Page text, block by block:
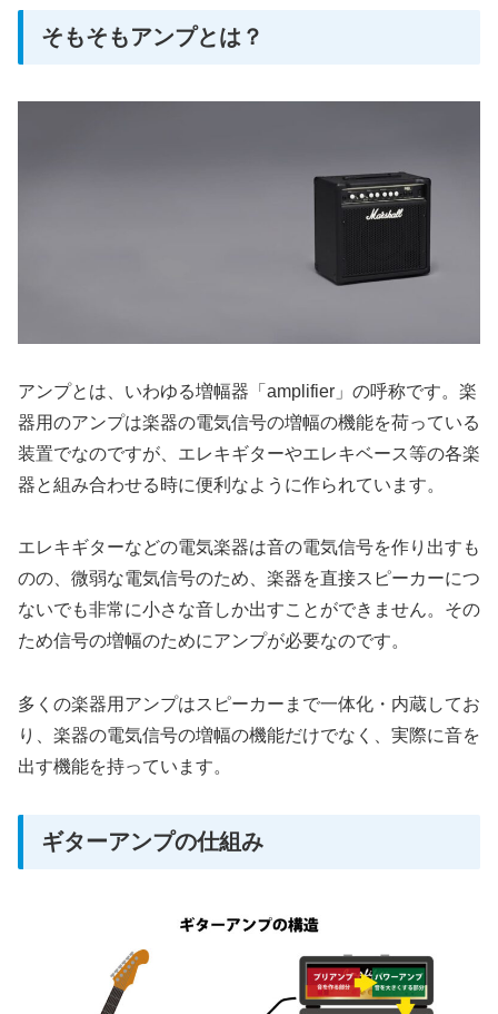
そもそもアンプとは？
アンプとは、いわゆる増幅器「amplifier」の呼称です。楽
器用のアンプは楽器の電気信号の増幅の機能を荷っている
装置でなのですが、エレキギターやエレキベース等の各楽
器と組み合わせる時に便利なように作られています。
エレキギターなどの電気楽器は音の電気信号を作り出すも
のの、微弱な電気信号のため、楽器を直接スピーカーにつ
ないでも非常に小さな音しか出すことができません。その
ため信号の増幅のためにアンプが必要なのです。
多くの楽器用アンプはスピーカーまで一体化・内蔵してお
り、楽器の電気信号の増幅の機能だけでなく、実際に音を
出す機能を持っています。
ギターアンプの仕組み